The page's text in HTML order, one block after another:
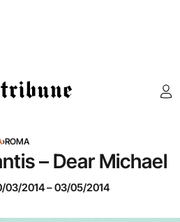
›ROMA
– Dear Michael
03/2014–03/05/2014